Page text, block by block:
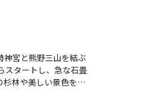
忘れずに行いたいと
す。
神宮と熊野三山を結ぶ
林や美しい景色を楽